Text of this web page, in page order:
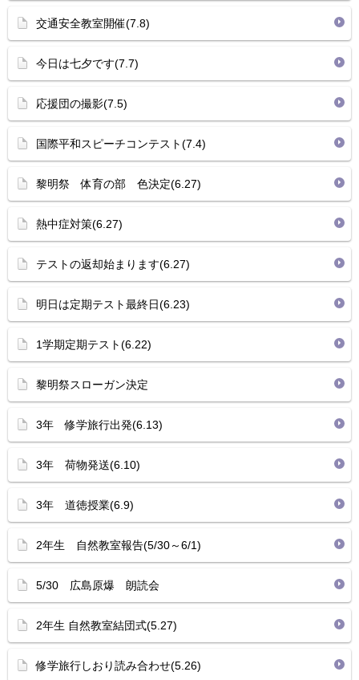
交通安全教室開催(7.8)
今日は七夕です(7.7)
応援団の撮影(7.5)
国際平和スピーチコンテスト(7.4)
黎明祭 体育の部 色決定(6.27)
熱中症対策(6.27)
テストの返却始まります(6.27)
明日は定期テスト最終日(6.23)
1学期定期テスト(6.22)
黎明祭スローガン決定
3年 修学旅行出発(6.13)
3年 荷物発送(6.10)
3年 道徳授業(6.9)
2年生 自然教室報告(5/30～6/1)
5/30 広島原爆 朗読会
2年生 自然教室結団式(5.27)
修学旅行しおり読み合わせ(5.26)